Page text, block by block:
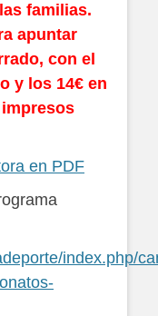
familias.
apuntar
con el
y los 14€ en
en PDF
index.php/